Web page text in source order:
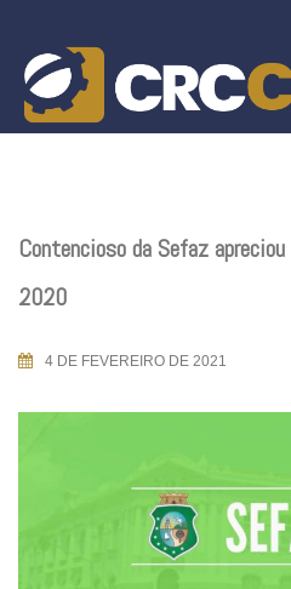
content
Contencioso da Sefaz
2020
4 DE FEVEREIRO DE 2021